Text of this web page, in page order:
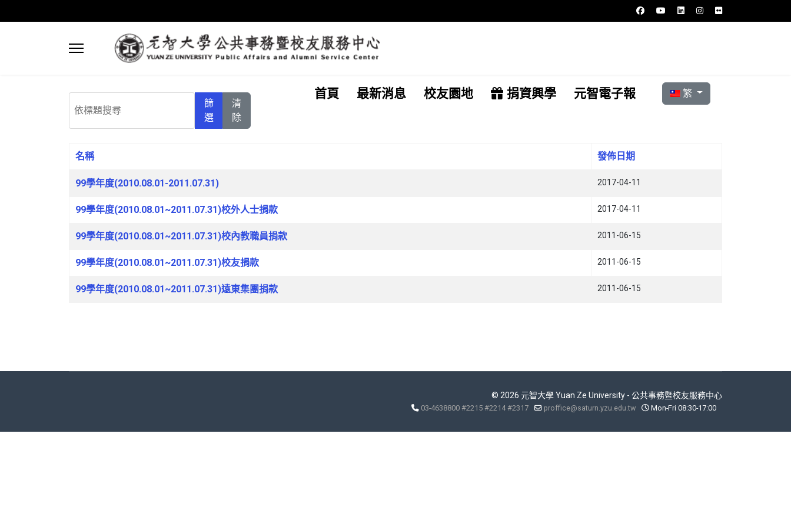
首頁 最新消息 校友園地 捐資興學 元智電子報 選擇你的語言
繁
篩
選
清
除
文章列表
名稱 發佈日期
99學年度(2010.08.01-2011.07.31) 2017-04-11
99學年度(2010.08.01~2011.07.31)校外人士捐款 2017-04-11
99學年度(2010.08.01~2011.07.31)校內教職員捐款 2011-06-15
99學年度(2010.08.01~2011.07.31)校友捐款 2011-06-15
99學年度(2010.08.01~2011.07.31)遠東集團捐款 2011-06-15
© 2026 元智大學 Yuan Ze University - 公共事務暨校友服務中心
03-4638800 #2215 #2214 #2317 proffice@saturn.yzu.edu.tw Mon-Fri 08:30-17:00